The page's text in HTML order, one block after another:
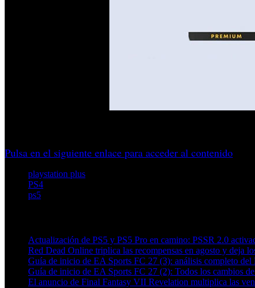
Pulsa en el siguiente enlace para acceder al contenido
playstation plus
PS4
ps5
Actualización de PS5 y PS5 Pro en camino: PSSR 2.0
Red Dead Online triplica las recompensas en agosto y deja
Guía de inicio de EA Sports FC 27 (3): análisis completo del
Guía de inicio de EA Sports FC 27 (2): Todos los cambios
El anuncio de Final Fantasy VII Revelation multiplica las